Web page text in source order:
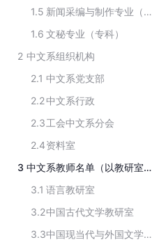
1.5
新闻采编与制作专业（专科）
1.6 文秘专业（专科）
2 中文系组织机构
2.1 中文系党支部
2.2中文系行政
2.3工会中文系分会
2.4资料室
3
中文系教师名单（以教研室为单位）
3.1 语言教研室
3.2中国古代文学教研室
3.3
中国现当代与外国文学教研室